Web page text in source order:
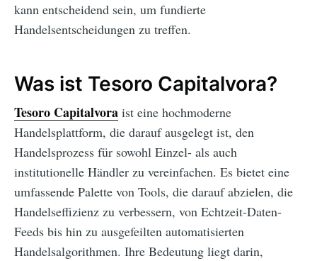
kann entscheidend sein, um fundierte
Handelsentscheidungen zu treffen.
Was ist Tesoro Capitalvora?
Tesoro Capitalvora ist eine hochmoderne
Handelsplattform, die darauf ausgelegt ist, den
Handelsprozess für sowohl Einzel- als auch
institutionelle Händler zu vereinfachen. Es bietet eine
umfassende Palette von Tools, die darauf abzielen, die
Handelseffizienz zu verbessern, von Echtzeit-Daten-
Feeds bis hin zu ausgefeilten automatisierten
Handelsalgorithmen. Ihre Bedeutung liegt darin,